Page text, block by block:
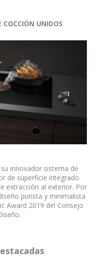
COCCIÓN UNIDOS
innovador sistema de
de superficie integrado
extracción al exterior. Por
purista y minimalista
Award 2019 del Consejo